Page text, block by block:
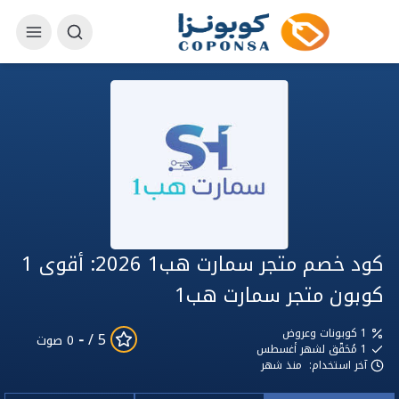
كود خصم متجر سمارت هب1 2026: أقوى 1
كوبون متجر سمارت هب1
مُحَقّق لشهر أغسطس
آخر استخدام: منذ شهر
5 /
- 0 صوت